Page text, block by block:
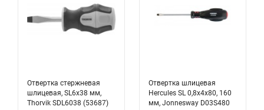
Отвертка стержневая
шлицевая, SL6х38 мм,
Thorvik SDL6038 (53687)
Отвертка шлицевая
Hercules SL 0,8х4х80, 160
мм, Jonnesway D03S480